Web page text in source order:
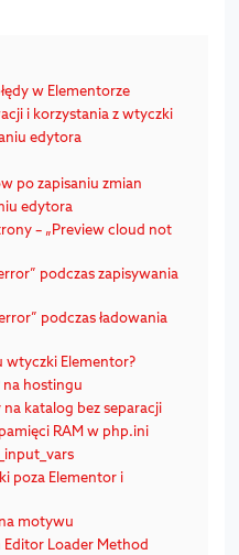
w Elementorze
i korzystania z wtyczki
edytora
po zapisaniu zmian
edytora
– „Preview cloud not
podczas zapisywania
podczas ładowania
wtyczki Elementor?
na hostingu
katalog bez separacji
RAM w php.ini
poza Elementor i
motywu
Loader Method